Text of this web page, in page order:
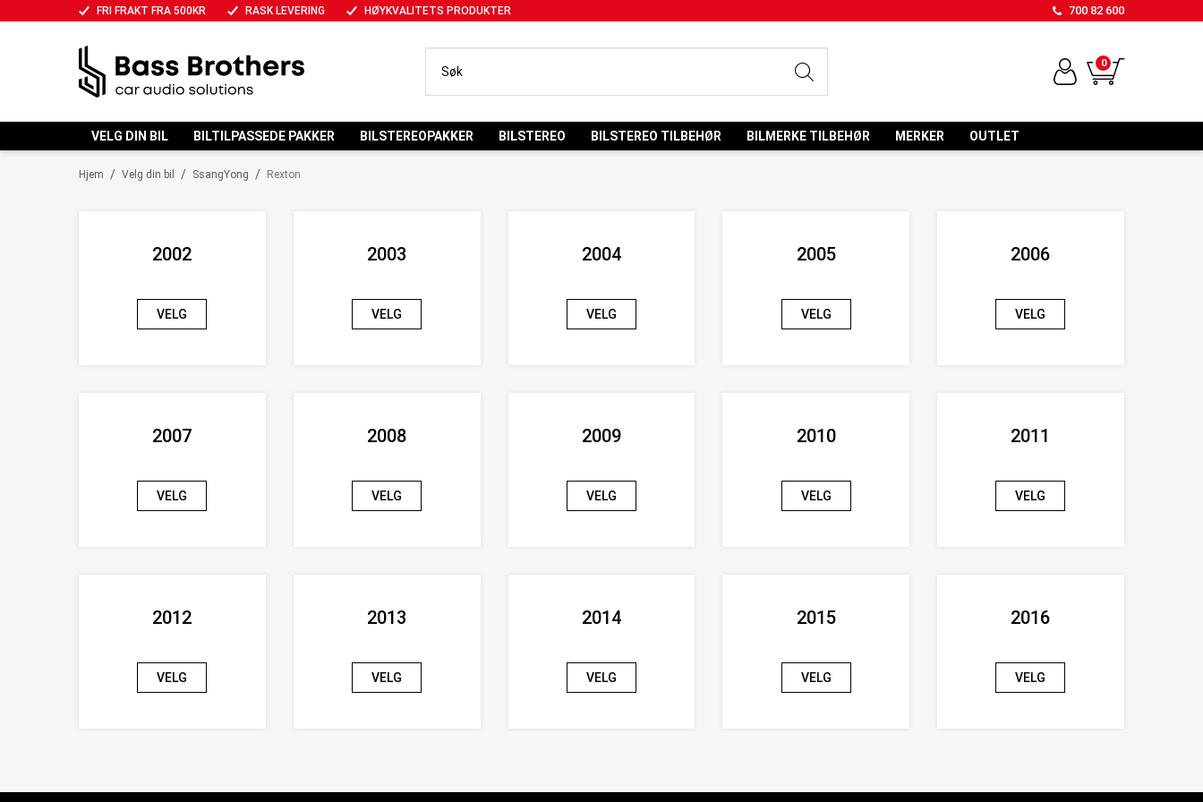
FRI FRAKT FRA 500KR RASK LEVERING HØYKVALITETS PRODUKTER 700 82 600
0
VELG DIN BIL BILTILPASSEDE PAKKER BILSTEREOPAKKER BILSTEREO BILSTEREO TILBEHØR BILMERKE TILBEHØR MERKER OUTLET
/
Hjem /
Velg din bil /
SsangYong Rexton
2002
VELG
2003
VELG
2004
VELG
2005
VELG
2006
VELG
2007
VELG
2008
VELG
2009
VELG
2010
VELG
2011
VELG
2012
VELG
2013
VELG
2014
VELG
2015
VELG
2016
VELG